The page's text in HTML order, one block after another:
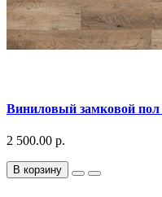
Виниловый замковой
2 500.00 р.
В корзину